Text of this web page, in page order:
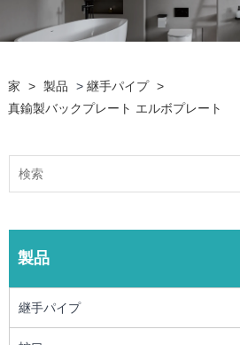
家 > 製品 > 継手パイプ >
真鍮製バックプレート エルボプレート
製品
継手パイプ